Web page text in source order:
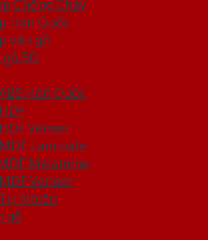
Chống Cháy
Hàn Quốc
vân gỗ
5D
Hàn Quốc
Veneer
Laminate
Melamine
Veneer
Nhiên
gỗ